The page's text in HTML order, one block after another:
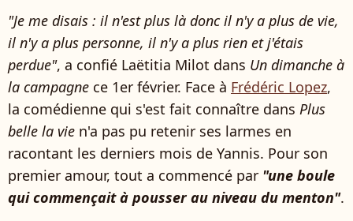
"Je me disais : il n'est plus là donc il n'y a plus de vie,
il n'y a plus personne, il n'y a plus rien et j'étais
perdue", a confié Laëtitia Milot dans Un dimanche à
la campagne ce 1er février. Face à Frédéric Lopez,
la comédienne qui s'est fait connaître dans Plus
belle la vie n'a pas pu retenir ses larmes en
racontant les derniers mois de Yannis. Pour son
premier amour, tout a commencé par "une boule
qui commençait à pousser au niveau du menton".